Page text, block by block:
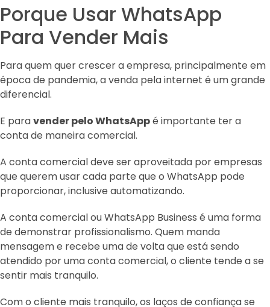
Porque Usar WhatsApp
Para Vender Mais
Para quem quer crescer a empresa, principalmente em
época de pandemia, a venda pela internet é um grande
diferencial.
E paravender pelo WhatsAppé importante ter a
conta de maneira comercial.
A conta comercial deve ser aproveitada por empresas
que querem usar cada parte que o WhatsApp pode
proporcionar, inclusive automatizando.
A conta comercial ou WhatsApp Business é uma forma
de demonstrar profissionalismo. Quem manda
mensagem e recebe uma de volta que está sendo
atendido por uma conta comercial, o cliente tende a se
sentir mais tranquilo.
Com o cliente mais tranquilo, os laços de confiança se